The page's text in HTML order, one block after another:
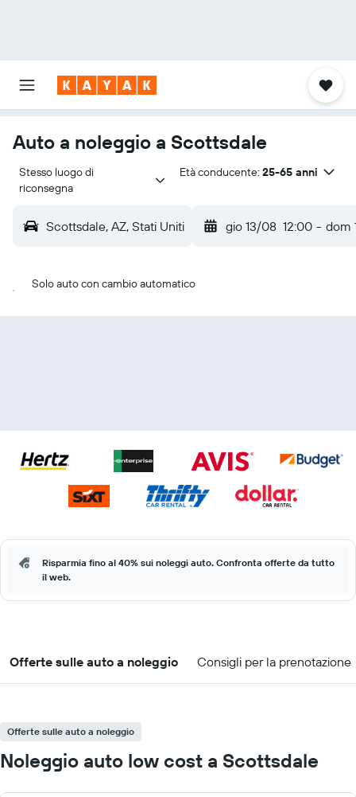
Auto a noleggio a Scottsdale
Stesso luogo di
riconsegna
Età conducente: 25-65 anni
Scottsdale, AZ, Stati Uniti gio 13/08 12:00 - dom
Solo auto con cambio automatico
Risparmia fino al 40% sui noleggi auto. Confronta offerte da tutto
il web.
Offerte sulle auto a noleggio Consigli per la prenotazione
Offerte sulle auto a noleggio
Noleggio auto low cost a Scottsdale